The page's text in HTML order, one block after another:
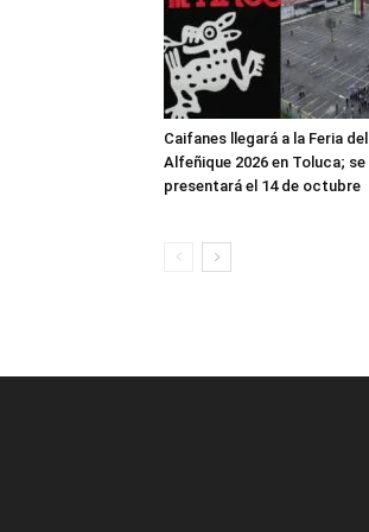
Caifanes llegará a la Feria del
Alfeñique 2026 en Toluca; se
presentará el 14 de octubre